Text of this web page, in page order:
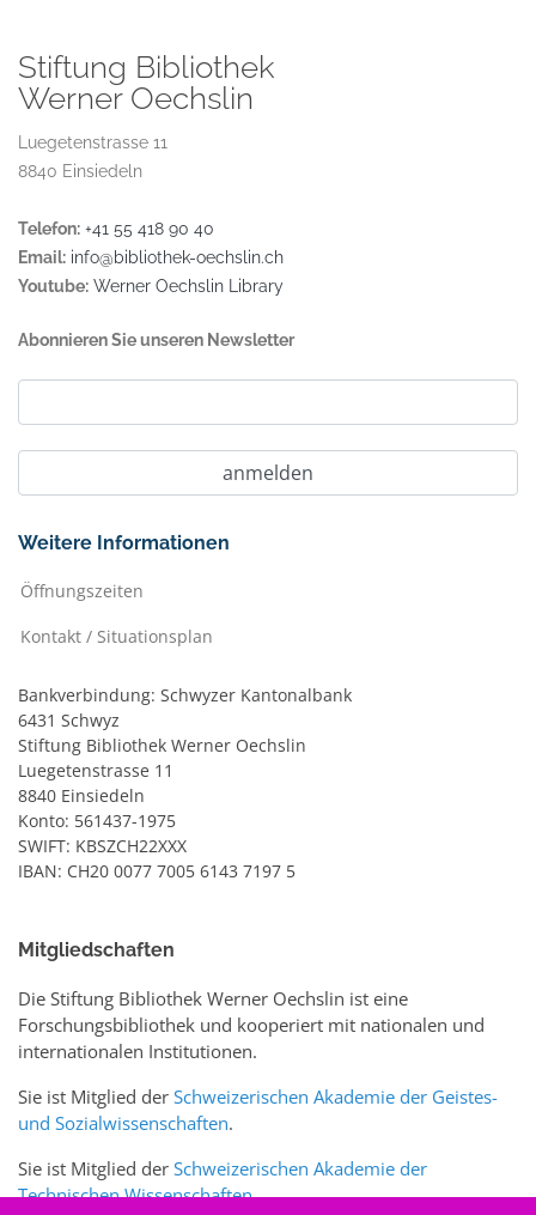
Stiftung Bibliothek
Werner Oechslin
Luegetenstrasse 11
8840 Einsiedeln
Telefon: +41 55 418 90 40
Email: info@bibliothek-oechslin.ch
Youtube: Werner Oechslin Library
Abonnieren Sie unseren Newsletter
Weitere Informationen
Öffnungszeiten
Kontakt / Situationsplan
Bankverbindung: Schwyzer Kantonalbank
6431 Schwyz
Stiftung Bibliothek Werner Oechslin
Luegetenstrasse 11
8840 Einsiedeln
Konto: 561437-1975
SWIFT: KBSZCH22XXX
IBAN: CH20 0077 7005 6143 7197 5
Mitgliedschaften
Die Stiftung Bibliothek Werner Oechslin ist eine
Forschungsbibliothek und kooperiert mit nationalen und
internationalen Institutionen.
Sie ist Mitglied der Schweizerischen Akademie der Geistes-
und Sozialwissenschaften.
Sie ist Mitglied der Schweizerischen Akademie der
Technischen Wissenschaften.